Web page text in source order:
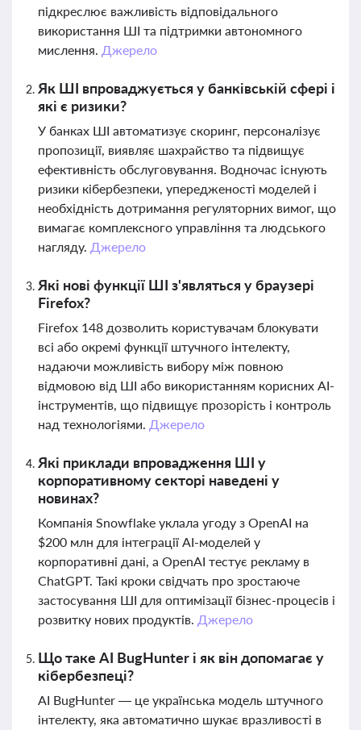
підкреслює важливість відповідального
використання ШІ та підтримки автономного
мислення. Джерело
Як ШІ впроваджується у банківській сфері і
які є ризики?
У банках ШІ автоматизує скоринг, персоналізує
пропозиції, виявляє шахрайство та підвищує
ефективність обслуговування. Водночас існують
ризики кібербезпеки, упередженості моделей і
необхідність дотримання регуляторних вимог, що
вимагає комплексного управління та людського
нагляду. Джерело
Які нові функції ШІ з'являться у браузері
Firefox?
Firefox 148 дозволить користувачам блокувати
всі або окремі функції штучного інтелекту,
надаючи можливість вибору між повною
відмовою від ШІ або використанням корисних AI-
інструментів, що підвищує прозорість і контроль
над технологіями. Джерело
Які приклади впровадження ШІ у
корпоративному секторі наведені у
новинах?
Компанія Snowflake уклала угоду з OpenAI на
$200 млн для інтеграції AI-моделей у
корпоративні дані, а OpenAI тестує рекламу в
ChatGPT. Такі кроки свідчать про зростаюче
застосування ШІ для оптимізації бізнес-процесів і
розвитку нових продуктів. Джерело
Що таке AI BugHunter і як він допомагає у
кібербезпеці?
AI BugHunter — це українська модель штучного
інтелекту, яка автоматично шукає вразливості в